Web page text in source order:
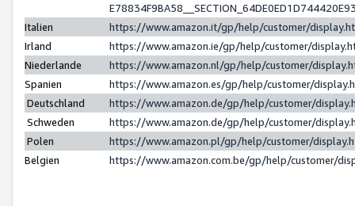
Italien
https://www.amazon.it/gp/help/customer/
Irland
https://www.amazon.ie/gp/help/customer/
Niederlande
https://www.amazon.nl/gp/help/customer/
Spanien
https://www.amazon.es/gp/help/customer/
Deutschland
https://www.amazon.de/gp/help/customer/
Schweden
https://www.amazon.de/gp/help/customer/
Polen
https://www.amazon.pl/gp/help/customer/
Belgien
https://www.amazon.com.be/gp/help/customer/